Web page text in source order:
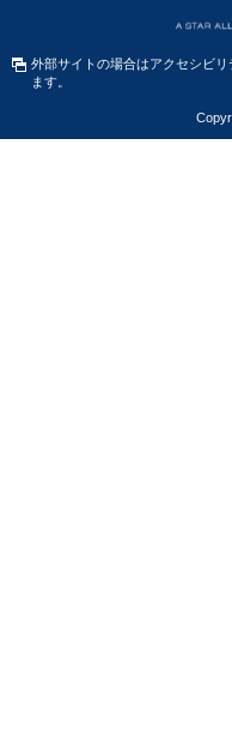
外部サイトの場合はアクセシビ
ます。